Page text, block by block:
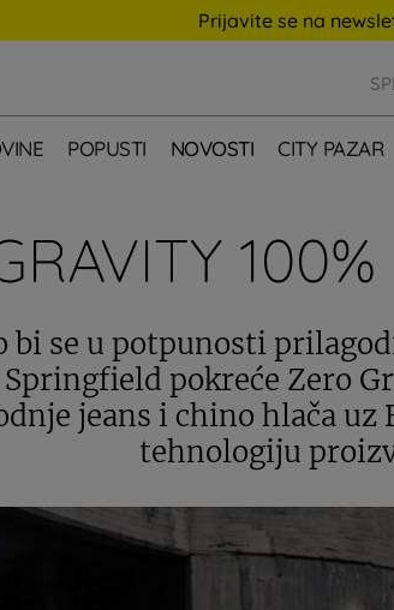
Prijavite se na
POPUSTI NOVOSTI CITY PAZAR
bi se u potpunosti
pokreće Zero
jeans i chino hlača uz
tehnologiju